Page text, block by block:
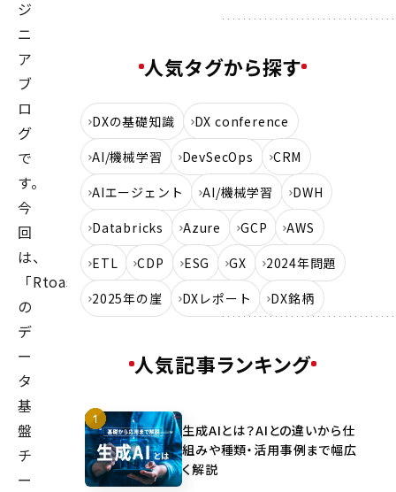
ジ
ニ
ア
ブ
ロ
グ
で
す。
今
回
は、
「Rtoaster」
の
デ
ー
タ
基
盤
チ
ー
人気タグから探す
DXの基礎知識
DX conference
AI/機械学習
DevSecOps
CRM
AIエージェント
AI/機械学習
DWH
Databricks
Azure GCP
AWS
ETL
CDP ESG GX
2024年問題
2025年の崖
DXレポート DX銘柄
人気記事ランキング
生成AIとは？AIとの違いから仕
組みや種類・活用事例まで幅広
く解説